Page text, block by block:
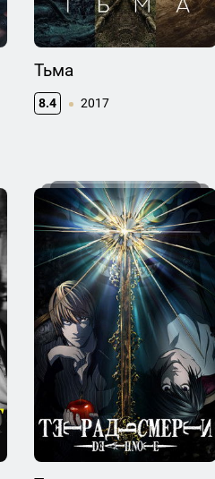
Тьма
8.4 2017